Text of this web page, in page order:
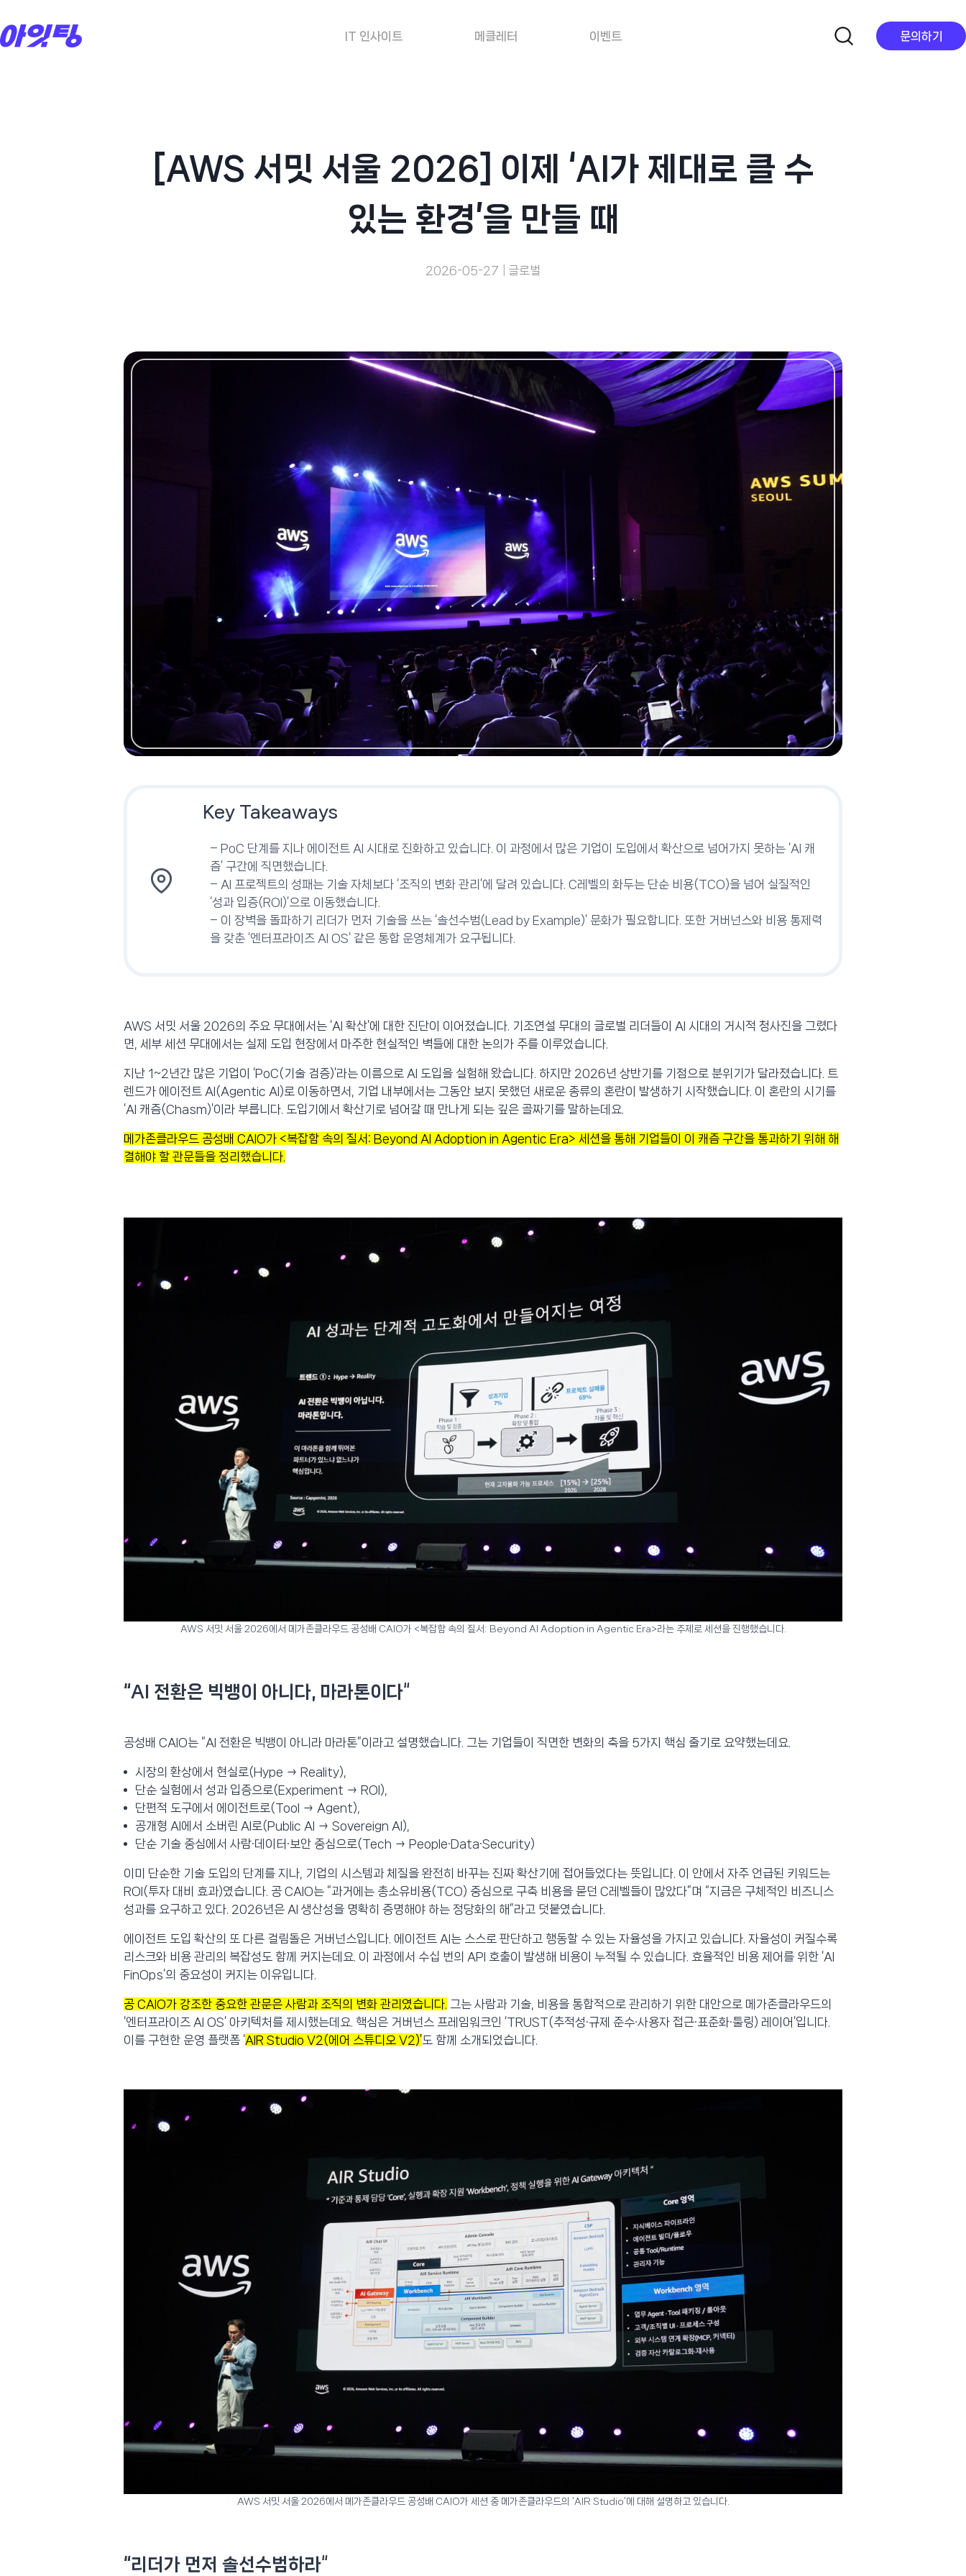
to
content
IT 인사이트 메클레터 이벤트 문의하기
[AWS 서밋 서울 2026] 이제 ‘AI가 제대로 클 수
있는 환경’을 만들 때
2026-05-27 글로벌
Key Takeaways
– PoC 단계를 지나 에이전트 AI 시대로 진화하고 있습니다. 이 과정에서 많은 기업이 도입에서 확산으로 넘어가지 못하는 ‘AI 캐
즘’ 구간에 직면했습니다.
– AI 프로젝트의 성패는 기술 자체보다 ‘조직의 변화 관리’에 달려 있습니다. C레벨의 화두는 단순 비용(TCO)을 넘어 실질적인
‘성과 입증(ROI)’으로 이동했습니다.
– 이 장벽을 돌파하기 리더가 먼저 기술을 쓰는 ‘솔선수범(Lead by Example)’ 문화가 필요합니다. 또한 거버넌스와 비용 통제력
을 갖춘 ‘엔터프라이즈 AI OS’ 같은 통합 운영체계가 요구됩니다.
AWS 서밋 서울 2026의 주요 무대에서는 ‘AI 확산’에 대한 진단이 이어졌습니다. 기조연설 무대의 글로벌 리더들이 AI 시대의 거시적 청사진을 그렸다
면, 세부 세션 무대에서는 실제 도입 현장에서 마주한 현실적인 벽들에 대한 논의가 주를 이루었습니다.
지난 1~2년간 많은 기업이 ‘PoC(기술 검증)’라는 이름으로 AI 도입을 실험해 왔습니다. 하지만 2026년 상반기를 기점으로 분위기가 달라졌습니다. 트
렌드가 에이전트 AI(Agentic AI)로 이동하면서, 기업 내부에서는 그동안 보지 못했던 새로운 종류의 혼란이 발생하기 시작했습니다. 이 혼란의 시기를
‘AI 캐즘(Chasm)’이라 부릅니다. 도입기에서 확산기로 넘어갈 때 만나게 되는 깊은 골짜기를 말하는데요.
메가존클라우드 공성배 CAIO가 <복잡함 속의 질서: Beyond AI Adoption in Agentic Era> 세션을 통해 기업들이 이 캐즘 구간을 통과하기 위해 해
결해야 할 관문들을 정리했습니다.
AWS 서밋 서울 2026에서 메가존클라우드 공성배 CAIO가 <복잡함 속의 질서: Beyond AI Adoption in Agentic Era>라는 주제로 세션을 진행했습니다.
“AI 전환은 빅뱅이 아니다, 마라톤이다“
공성배 CAIO는 “AI 전환은 빅뱅이 아니라 마라톤”이라고 설명했습니다. 그는 기업들이 직면한 변화의 축을 5가지 핵심 줄기로 요약했는데요.
시장의 환상에서 현실로(Hype → Reality),
단순 실험에서 성과 입증으로(Experiment → ROI),
단편적 도구에서 에이전트로(Tool → Agent),
공개형 AI에서 소버린 AI로(Public AI → Sovereign AI),
단순 기술 중심에서 사람·데이터·보안 중심으로(Tech → People·Data·Security)
이미 단순한 기술 도입의 단계를 지나, 기업의 시스템과 체질을 완전히 바꾸는 진짜 확산기에 접어들었다는 뜻입니다. 이 안에서 자주 언급된 키워드는
ROI(투자 대비 효과)였습니다. 공 CAIO는 “과거에는 총소유비용(TCO) 중심으로 구축 비용을 묻던 C레벨들이 많았다”며 “지금은 구체적인 비즈니스
성과를 요구하고 있다. 2026년은 AI 생산성을 명확히 증명해야 하는 정당화의 해”라고 덧붙였습니다.
에이전트 도입 확산의 또 다른 걸림돌은 거버넌스입니다. 에이전트 AI는 스스로 판단하고 행동할 수 있는 자율성을 가지고 있습니다. 자율성이 커질수록
리스크와 비용 관리의 복잡성도 함께 커지는데요. 이 과정에서 수십 번의 API 호출이 발생해 비용이 누적될 수 있습니다. 효율적인 비용 제어를 위한 ‘AI
FinOps’의 중요성이 커지는 이유입니다.
공 CAIO가 강조한 중요한 관문은 사람과 조직의 변화 관리였습니다. 그는 사람과 기술, 비용을 통합적으로 관리하기 위한 대안으로 메가존클라우드의
‘엔터프라이즈 AI OS’ 아키텍처를 제시했는데요. 핵심은 거버넌스 프레임워크인 ‘TRUST(추적성·규제 준수·사용자 접근·표준화·툴링) 레이어’입니다.
이를 구현한 운영 플랫폼 ‘AIR Studio V2(에어 스튜디오 V2)’도 함께 소개되었습니다.
AWS 서밋 서울 2026에서 메가존클라우드 공성배 CAIO가 세션 중 메가존클라우드의 ‘AIR Studio’에 대해 설명하고 있습니다.
“리더가 먼저 솔선수범하라“